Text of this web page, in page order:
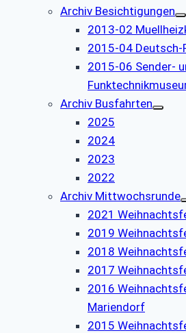
Archiv Besichtigungen
2013-02
2015-04 Deutsch-
2015-06 Sender-
Archiv Busfahrten
2025
2024
2023
2022
Archiv Mittwochsrunde
2021
2019
2018
2017
2016
Mariendorf
2015